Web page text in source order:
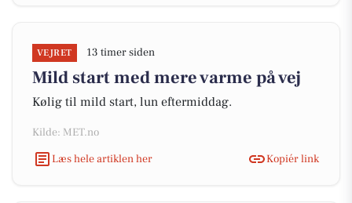
VEJRET 13 timer siden
Mild start med mere varme på vej
Kølig til mild start, lun eftermiddag.
Kilde: MET.no
Læs hele artiklen her
Kopiér link